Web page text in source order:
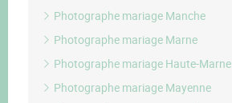
Photographe mariage Manche
Photographe mariage Marne
Photographe mariage Haute-Marne
Photographe mariage Mayenne